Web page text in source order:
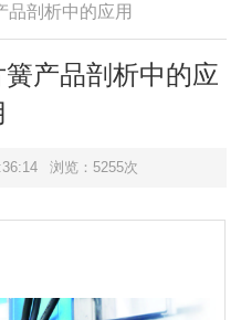
剖析中的应用
产品剖析中的应
浏览：5255次